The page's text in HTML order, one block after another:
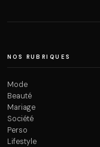
NOS RUBRIQUES
Mode
Beauté
Mariage
Société
Perso
Lifestyle